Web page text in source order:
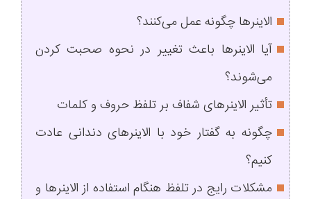
الاینرها چگونه عمل می‌کنند؟
آیا الاینرها باعث تغییر در نحوه صحبت کردن
می‌شوند؟
تأثیر الاینرهای شفاف بر تلفظ حروف و کلمات
چگونه به گفتار خود با الاینرهای دندانی عادت
کنیم؟
مشکلات رایج در تلفظ هنگام استفاده از الاینرها و